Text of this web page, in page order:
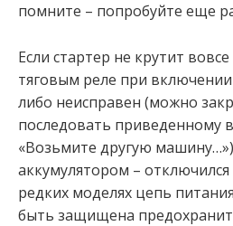
помните – попробуйте еще
Если стартер не крутит
тяговым реле при
либо неисправен (можно
последовать приведенному
«Возьмите другую
аккумулятором –
редких моделях цепь
быть защищена